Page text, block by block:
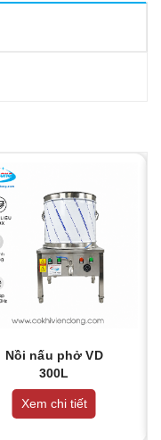
Nồi nấu phở VD
300L
Xem chi tiết